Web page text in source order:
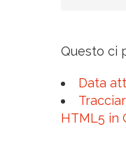
Questo ci
Data
HTML5 in